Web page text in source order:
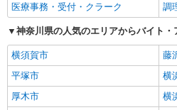
医療事務・受付・クラーク 調
神奈川県の人気のエリアからバイト
横須賀市
藤
平塚市
横
厚木市
横